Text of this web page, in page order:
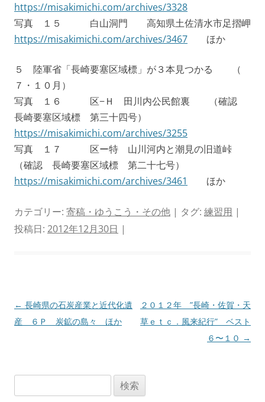
https://misakimichi.com/archives/3328
写真 １５ 白山洞門 高知県土佐清水市足摺岬
https://misakimichi.com/archives/3467 ほか
５ 陸軍省「長崎要塞区域標」が３本見つかる （
７・１０月）
写真 １６ 区−Ｈ 田川内公民館裏 （確認
長崎要塞区域標 第三十四号）
https://misakimichi.com/archives/3255
写真 １７ 区ー特 山川河内と潮見の旧道峠
（確認 長崎要塞区域標 第二十七号）
https://misakimichi.com/archives/3461
ほか
カテゴリー: 寄稿・ゆうこう・その他 | タグ: 練習用 |
投稿日: 2012年12月30日 |
投
稿
← 長崎県の石炭産業と近代化遺
産 ６Ｐ 炭鉱の島々 ほか
２０１２年 ”長崎・佐賀・天
草ｅｔｃ．風来紀行” ベスト
６〜１０ →
索: